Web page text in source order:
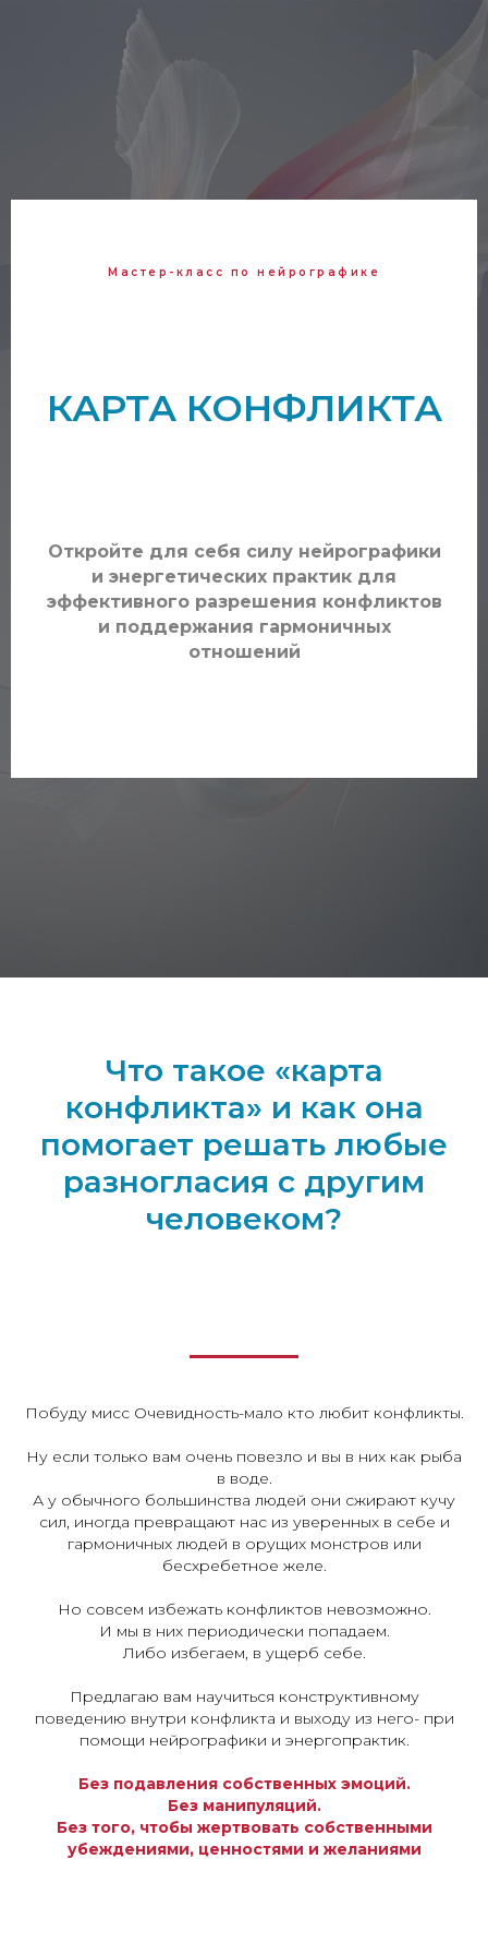
Мастер-класс по нейрографике
КАРТА КОНФЛИКТА
Откройте для себя силу нейрографики
и энергетических практик для
эффективного разрешения конфликтов
и поддержания гармоничных
отношений
Что такое «карта
конфликта» и как она
помогает решать любые
разногласия с другим
человеком?
Побуду мисс Очевидность-мало кто любит конфликты.
Ну если только вам очень повезло и вы в них как рыба
в воде.
А у обычного большинства людей они сжирают кучу
сил, иногда превращают нас из уверенных в себе и
гармоничных людей в орущих монстров или
бесхребетное желе.
Но совсем избежать конфликтов невозможно.
И мы в них периодически попадаем.
Либо избегаем, в ущерб себе.
Предлагаю вам научиться конструктивному
поведению внутри конфликта и выходу из него- при
помощи нейрографики и энергопрактик.
Без подавления собственных эмоций.
Без манипуляций.
Без того, чтобы жертвовать собственными
убеждениями, ценностями и желаниями